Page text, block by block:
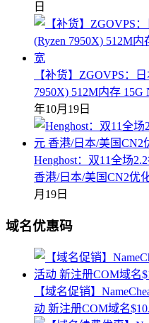
日
【补货】ZGOVPS：
7950X) 512M内存
年10月19日
Henghost：双11全场
香港/日本/美国CN2优
月19日
域名优惠码
【域名促销】
动 新注册COM域名